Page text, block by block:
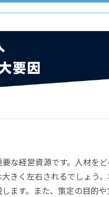
産管理
ース
な経営資源です。人材を
きく左右されるでしょう
ます。また、策定の目的や